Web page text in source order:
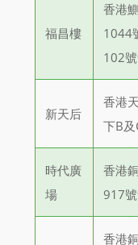
福昌樓
香港
1044
102
新天后
香港
下B及
時代廣
場
香港
917
香港